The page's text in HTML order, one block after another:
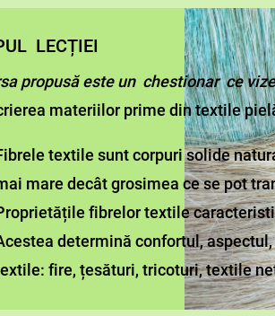
LECȚIEI
propusă este un chestionar ce
materiilor prime din textile
textile sunt corpuri solide
mare decât grosimea ce se pot
fibrelor textile
determină confortul,
fire, țesături, tricoturi, textile